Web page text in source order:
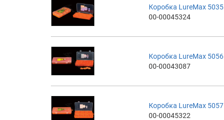
Коробка LureMax 5035
00-00045324
Коробка LureMax 5056
00-00043087
Коробка LureMax 5057
00-00045322